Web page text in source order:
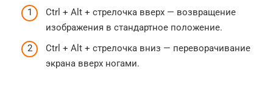
Ctrl + Alt + стрелочка вверх — возвращение
изображения в стандартное положение.
Ctrl + Alt + стрелочка вниз — переворачивание
экрана вверх ногами.